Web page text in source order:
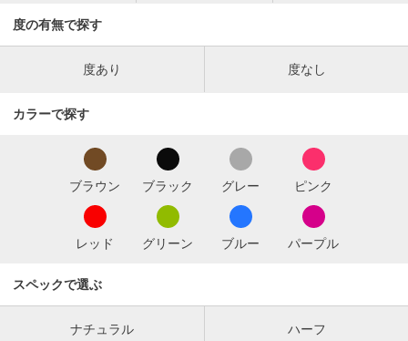
度の有無で探す
度あり 度なし
カラーで探す
ブラウン ブラック グレー ピンク
レッド グリーン ブルー パープル
スペックで選ぶ
ナチュラル ハーフ